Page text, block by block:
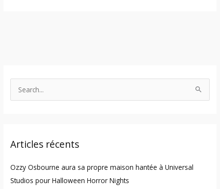
c
f
o
Articles récents
Ozzy Osbourne aura sa propre maison hantée à Universal
Studios pour Halloween Horror Nights